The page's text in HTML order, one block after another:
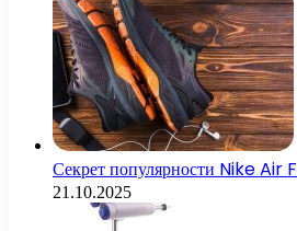
Секрет популярности Nike Air
21.10.2025